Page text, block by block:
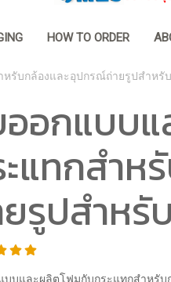
HOW TO ORDER
รับกล้องและอุปกรณ์ถ่ายรูปสำหรั
อกแบบ
แทกสำ
รูปสำห
บบและผลิตโฟมกับกระแทกสำหรั